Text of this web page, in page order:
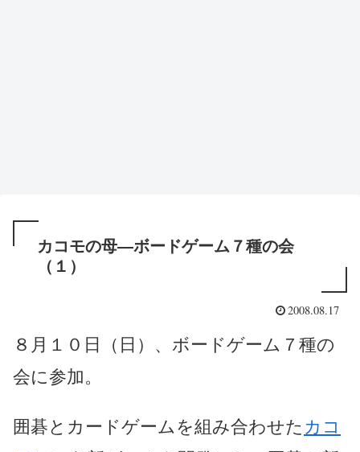
カコモの母―ボードゲーム７種の会
（１）
2008.08.17
８月１０日（日）、ボードゲーム７種の
会に参加。
囲碁とカードゲームを組み合わせた カコ